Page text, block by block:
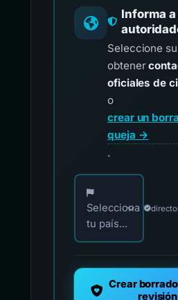
Informa
Seleccione su
obtener
oficiales de
o
crear un
Elija su país para
Selecciona
tu país...